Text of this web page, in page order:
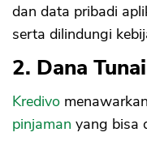
dan data pribadi
serta dilindungi
2. Dana Tunai
Kredivo menawarkan
pinjaman yang bisa